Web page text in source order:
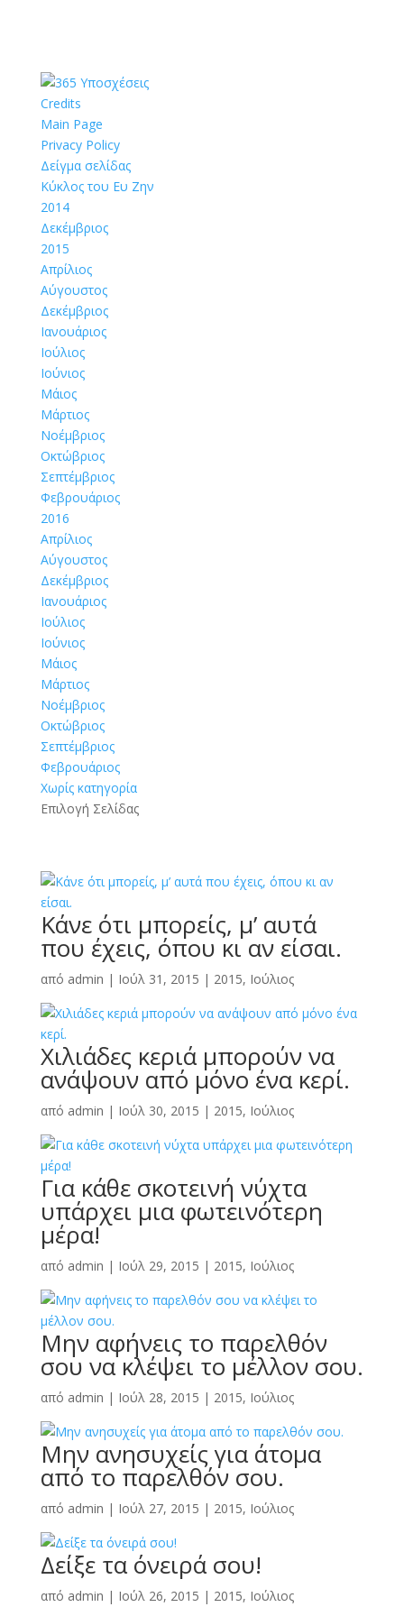
Credits
Main Page
Privacy Policy
Δείγμα σελίδας
Κύκλος του Ευ Ζην
2014
Δεκέμβριος
2015
Απρίλιος
Αύγουστος
Δεκέμβριος
Ιανουάριος
Ιούλιος
Ιούνιος
Μάιος
Μάρτιος
Νοέμβριος
Οκτώβριος
Σεπτέμβριος
Φεβρουάριος
2016
Απρίλιος
Αύγουστος
Δεκέμβριος
Ιανουάριος
Ιούλιος
Ιούνιος
Μάιος
Μάρτιος
Νοέμβριος
Οκτώβριος
Σεπτέμβριος
Φεβρουάριος
Χωρίς κατηγορία
Επιλογή Σελίδας
Κάνε ότι μπορείς, μ’ αυτά
που έχεις, όπου κι αν είσαι.
από admin | Ιούλ 31, 2015 | 2015, Ιούλιος
Χιλιάδες κεριά μπορούν να
ανάψουν από μόνο ένα κερί.
από admin | Ιούλ 30, 2015 | 2015, Ιούλιος
Για κάθε σκοτεινή νύχτα
υπάρχει μια φωτεινότερη
μέρα!
από admin | Ιούλ 29, 2015 | 2015, Ιούλιος
Μην αφήνεις το παρελθόν
σου να κλέψει το μέλλον σου.
από admin | Ιούλ 28, 2015 | 2015, Ιούλιος
Μην ανησυχείς για άτομα
από το παρελθόν σου.
από admin | Ιούλ 27, 2015 | 2015, Ιούλιος
Δείξε τα όνειρά σου!
από admin | Ιούλ 26, 2015 | 2015, Ιούλιος